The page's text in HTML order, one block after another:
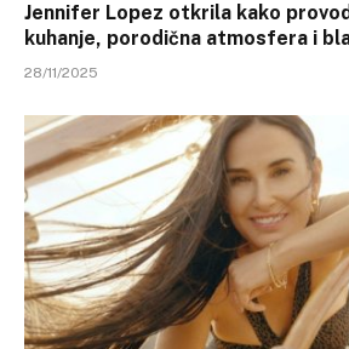
Jennifer Lopez otkrila kako
kuhanje, porodična atmosfera i
28/11/2025